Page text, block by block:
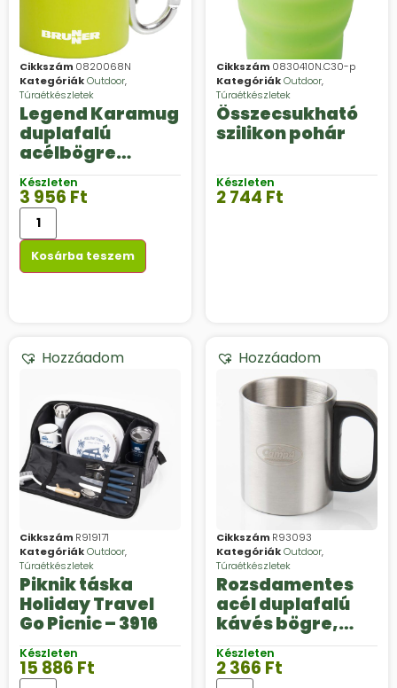
Cikkszám 0820068N
KategóriákOutdoor,
Túraétkészletek
Legend Karamug
duplafalú
acélbögre
karabíner füllel
Készleten
3 956 Ft
Kosárba teszem
Cikkszám 0830410N.C30-p
KategóriákOutdoor,
Túraétkészletek
Összecsukható
szilikon pohár
Készleten
2 744 Ft
Hozzáadom
Cikkszám R919171
KategóriákOutdoor,
Túraétkészletek
Piknik táska
Holiday Travel
Go Picnic – 3916
Készleten
15 886 Ft
Hozzáadom
Cikkszám R93093
KategóriákOutdoor,
Túraétkészletek
Rozsdamentes
acél duplafalú
kávés bögre,
0,3l-es műanyag
füllel
Készleten
2 366 Ft